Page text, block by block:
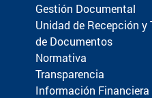
Gestión Documental
Unidad de Recepción y
de Documentos
Normativa
Transparencia
Información Financiera